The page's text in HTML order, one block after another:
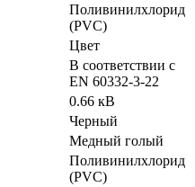
Поливинилхлорид
(PVC)
Цвет
В соответствии с
EN 60332-3-22
0.66 кВ
Черный
Медный голый
Поливинилхлорид
(PVC)